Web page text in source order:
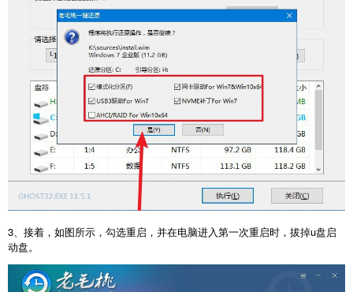
3、接着，如图所示，勾选重启，并在电脑进入第一次重启时，拔掉u盘启
动盘。